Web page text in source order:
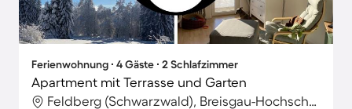
Ferienwohnung ∙ 4 Gäste ∙ 2 Schlafzimmer
Apartment mit Terrasse und Garten
Feldberg (Schwarzwald), Breisgau-Hochschwarzwald, Deutschland